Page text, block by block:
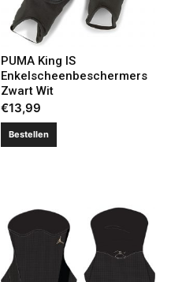
PUMA King IS
Enkelscheenbeschermers
Zwart Wit
€13,99
Bestellen